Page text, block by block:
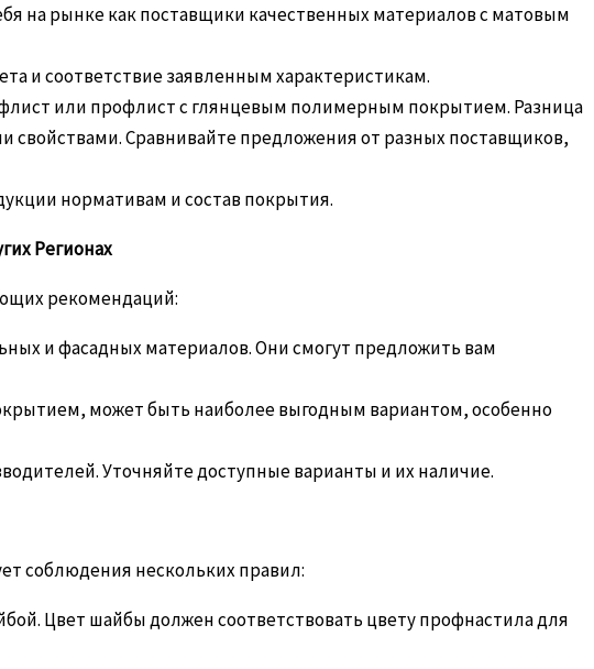
на рынке как поставщики качественных материалов с матовым
и соответствие заявленным характеристикам.
или профлист с глянцевым полимерным покрытием. Разница
свойствами. Сравнивайте предложения от разных поставщиков,
нормативам и состав покрытия.
Регионах
рекомендаций:
и фасадных материалов. Они смогут предложить вам
может быть наиболее выгодным вариантом, особенно
Уточняйте доступные варианты и их наличие.
соблюдения нескольких правил:
Цвет шайбы должен соответствовать цвету профнастила для